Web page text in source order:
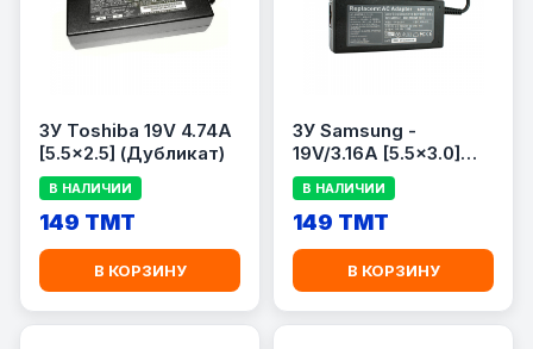
ЗУ Toshiba 19V 4.74A
[5.5x2.5] (Дубликат)
В НАЛИЧИИ
149 TMT
В КОРЗИНУ
ЗУ Samsung -
19V/3.16A [5.5x3.0]
(Дубликат)
В НАЛИЧИИ
149 TMT
В КОРЗИНУ